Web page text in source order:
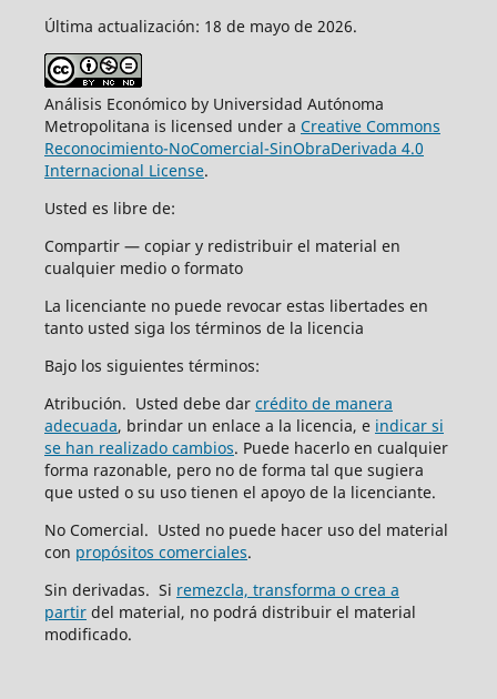
Última actualización: 18 de mayo de 2026.
Análisis Económico by Universidad Autónoma
Metropolitana is licensed under a Creative Commons
Reconocimiento-NoComercial-SinObraDerivada 4.0
Internacional License.
Usted es libre de:
Compartir — copiar y redistribuir el material en
cualquier medio o formato
La licenciante no puede revocar estas libertades en
tanto usted siga los términos de la licencia
Bajo los siguientes términos:
Atribución. Usted debe dar crédito de manera
adecuada, brindar un enlace a la licencia, e indicar si
se han realizado cambios. Puede hacerlo en cualquier
forma razonable, pero no de forma tal que sugiera
que usted o su uso tienen el apoyo de la licenciante.
No Comercial. Usted no puede hacer uso del material
con propósitos comerciales.
Sin derivadas. Si remezcla, transforma o crea a
partirdel material, no podrá distribuir el material
modificado.